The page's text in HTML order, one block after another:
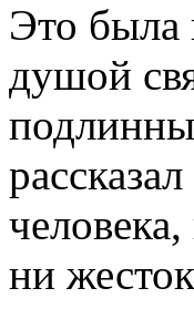
Это была
душой
ни